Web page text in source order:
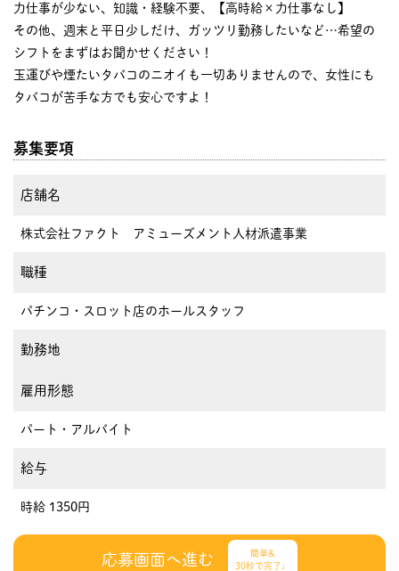
力仕事が少ない、知識・経験不要、【高時給×力仕事なし】
その他、週末と平日少しだけ、ガッツリ勤務したいなど…希望の
シフトをまずはお聞かせください！
玉運びや煙たいタバコのニオイも一切ありませんので、女性にも
タバコが苦手な方でも安心ですよ！
募集要項
店舗名
株式会社ファクト アミューズメント人材派遣事業
職種
パチンコ・スロット店のホールスタッフ
勤務地
雇用形態
パート・アルバイト
給与
時給 1350円
応募画面へ進む
簡単&
30秒で完了♩